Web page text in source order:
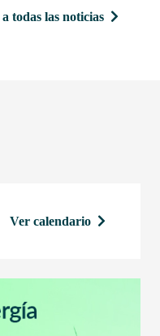
todas las noticias
Ver calendario